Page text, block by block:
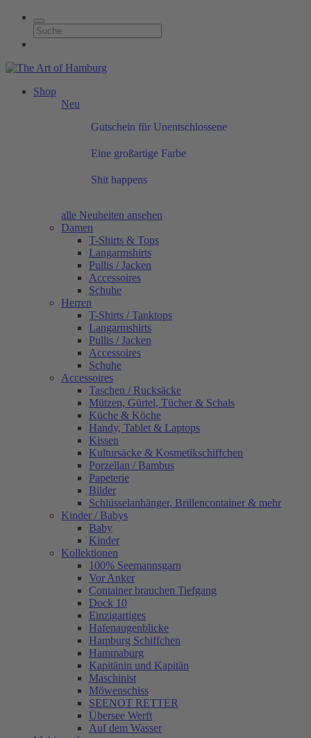
Shop
Neu
Gutschein für Unentschlossene
Eine großartige Farbe
Shit happens
alle Neuheiten ansehen
Damen
T-Shirts & Tops
Langarmshirts
Pullis / Jacken
Accessoires
Schuhe
Herren
T-Shirts / Tanktops
Langarmshirts
Pullis / Jacken
Accessoires
Schuhe
Accessoires
Taschen / Rucksäcke
Mützen, Gürtel, Tücher & Schals
Küche & Köche
Handy, Tablet & Laptops
Kissen
Kultursäcke & Kosmetikschiffchen
Porzellan / Bambus
Papeterie
Bilder
Schlüsselanhänger, Brillencontainer & mehr
Kinder / Babys
Baby
Kinder
Kollektionen
100% Seemannsgarn
Vor Anker
Container brauchen Tiefgang
Dock 10
Einzigartiges
Hafenaugen­blicke
Hamburg Schiffchen
Hammaburg
Kapitänin und Kapitän
Maschinist
Möwenschiss
SEENOT RETTER
Übersee Werft
Auf dem Wasser